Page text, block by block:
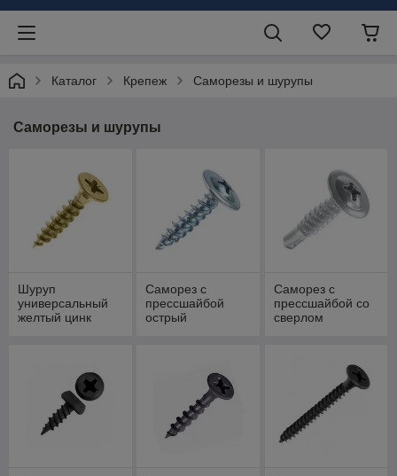
Каталог Крепеж Саморезы и шурупы
Саморезы и шурупы
Шуруп
универсальный
желтый цинк
Саморез с
прессшайбой
острый
Саморез с
прессшайбой со
сверлом